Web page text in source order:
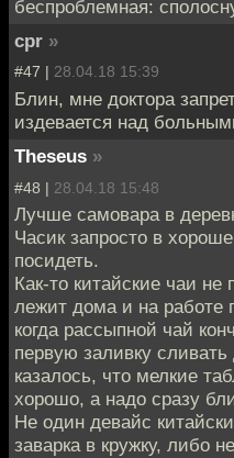
беспроблемная:
cpr »
#47 | 28.04.18 15:39
Блин, мне доктора
издевается над
Theseus »
#48 | 28.04.18 15:48
Лучше самовара в
Часик запросто в
посидеть.
Как-то китайские чаи
лежит дома и на работе
когда рассыпной чай
первую заливку
казалось, что мелкие
хорошо, а надо сразу
Не один девайс
заварка в кружку, либо